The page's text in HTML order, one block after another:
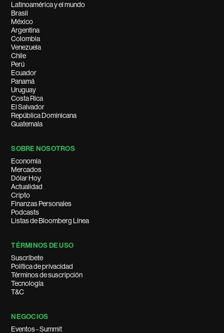
Latinoamérica y el mundo
Brasil
México
Argentina
Colombia
Venezuela
Chile
Perú
Ecuador
Panamá
Uruguay
Costa Rica
El Salvador
República Dominicana
Guatemala
SOBRE NOSOTROS
Economía
Mercados
Dólar Hoy
Actualidad
Cripto
Finanzas Personales
Podcasts
Listas de Bloomberg Línea
TÉRMINOS DE USO
Suscríbete
Política de privacidad
Términos de suscripción
Tecnología
T&C
NEGOCIOS
Eventos - Summit